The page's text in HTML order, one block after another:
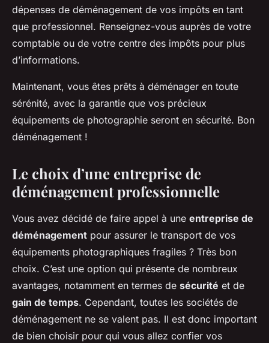
dépenses de déménagement de vos impôts en tant
que professionnel. Renseignez-vous auprès de votre
comptable ou de votre centre des impôts pour plus
d’informations.
Maintenant, vous êtes prêts à déménager en toute
sérénité, avec la garantie que vos précieux
équipements de photographie seront en sécurité. Bon
déménagement !
Le choix d’une entreprise de
déménagement professionnelle
Vous avez décidé de faire appel à une entreprise de
déménagement pour assurer le transport de vos
équipements photographiques fragiles ? Très bon
choix. C’est une option qui présente de nombreux
avantages, notamment en termes de sécurité et de
gain de temps. Cependant, toutes les sociétés de
déménagement ne se valent pas. Il est donc important
de bien choisir pour qui vous allez confier vos